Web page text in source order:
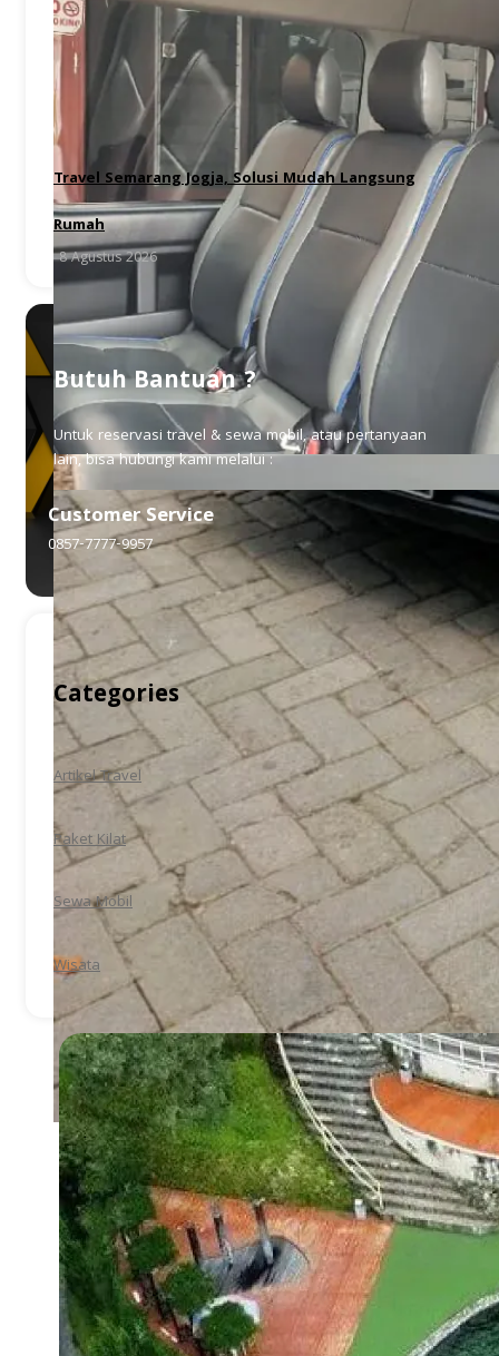
Travel Semarang Jogja, Solusi Mudah Langsung
Rumah
8 Agustus 2026
Butuh Bantuan ?
Untuk reservasi travel & sewa mobil, atau pertanyaan
lain, bisa hubungi kami melalui :
Customer Service
0857-7777-9957
Categories
Artikel Travel
Paket Kilat
Sewa Mobil
Wisata